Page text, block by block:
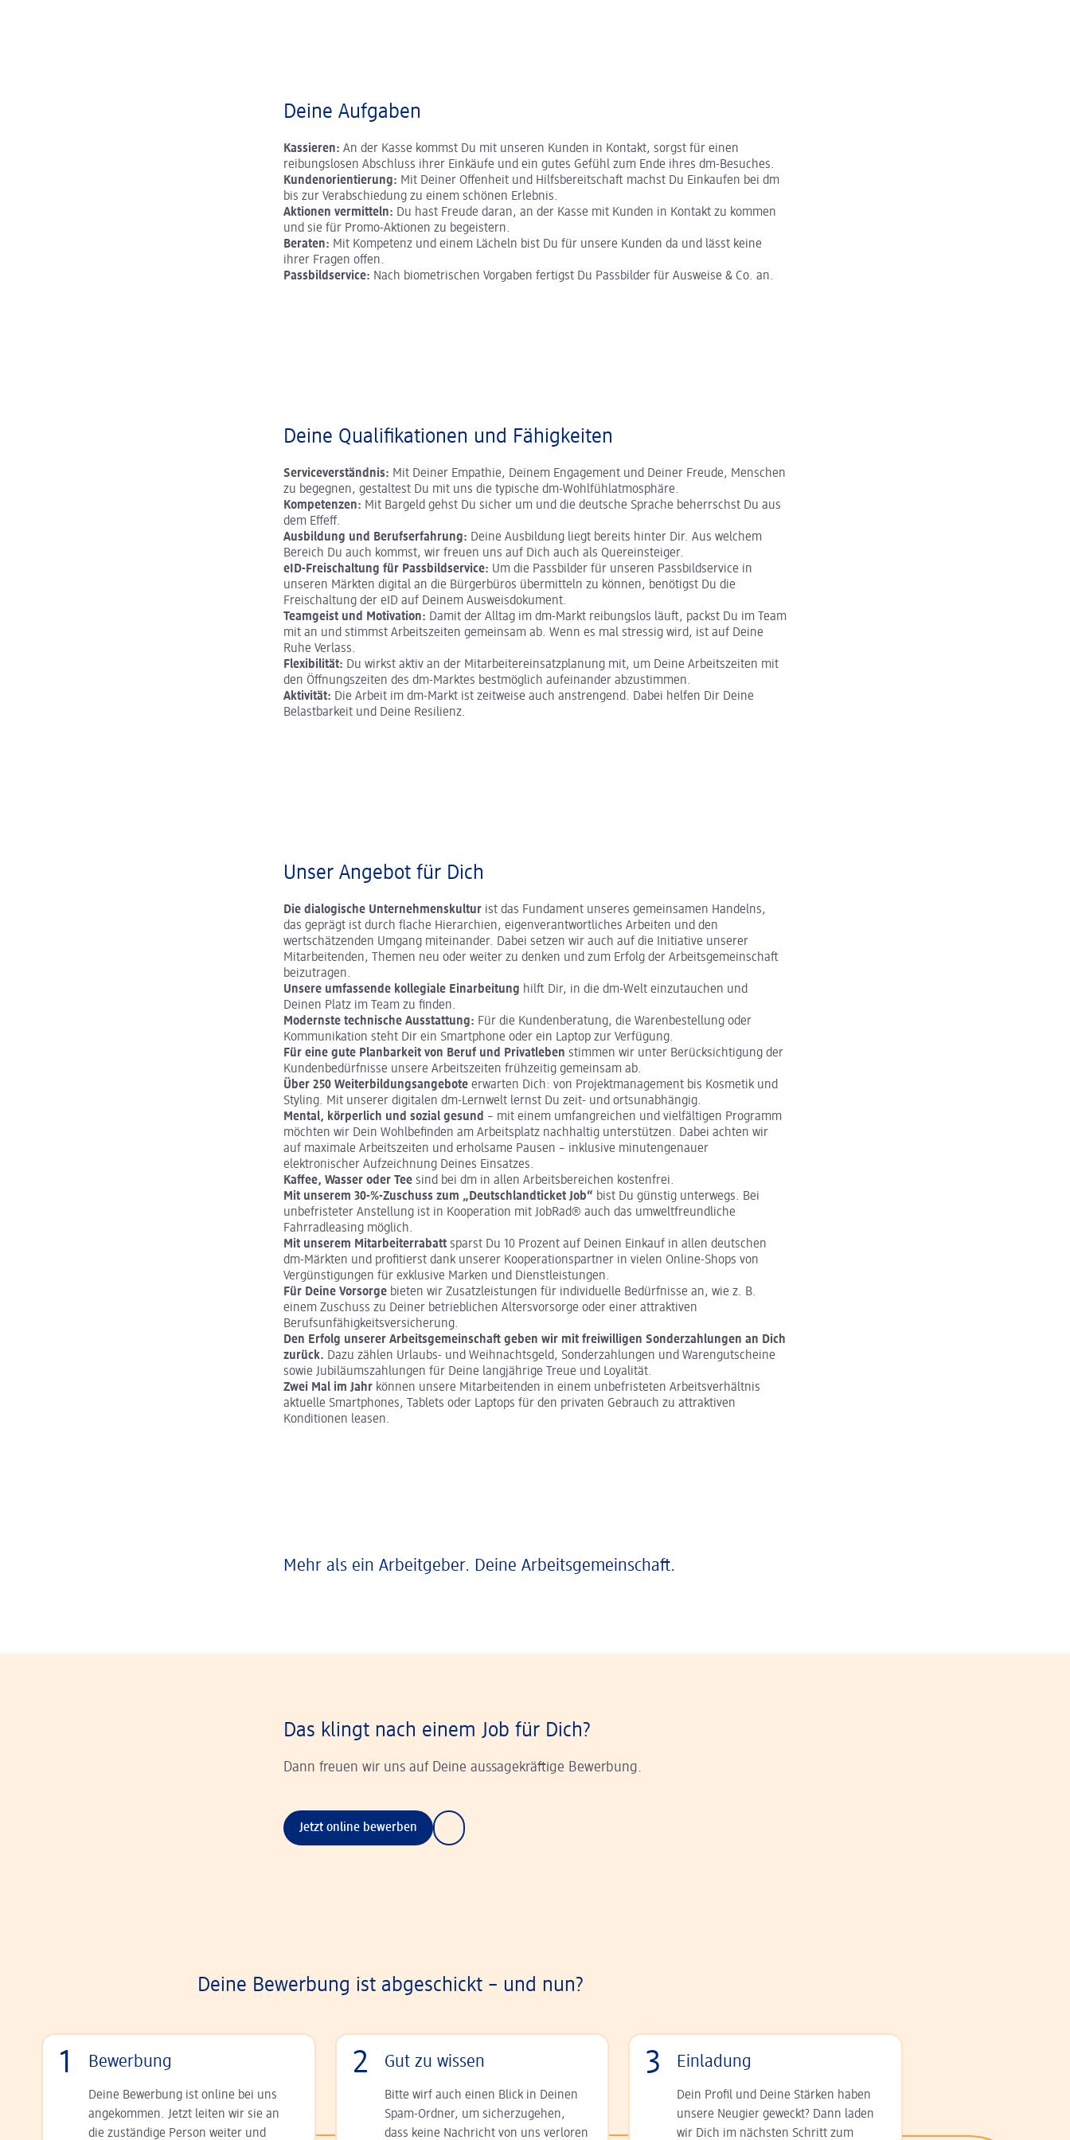
Deine Aufgaben
Kassieren: An der Kasse kommst Du mit unseren Kunden in Kontakt, sorgst für einen
reibungslosen Abschluss ihrer Einkäufe und ein gutes Gefühl zum Ende ihres dm-Besuches.
Kundenorientierung: Mit Deiner Offenheit und Hilfsbereitschaft machst Du Einkaufen bei dm
bis zur Verabschiedung zu einem schönen Erlebnis.
Aktionen vermitteln: Du hast Freude daran, an der Kasse mit Kunden in Kontakt zu kommen
und sie für Promo-Aktionen zu begeistern.
Beraten: Mit Kompetenz und einem Lächeln bist Du für unsere Kunden da und lässt keine
ihrer Fragen offen.
Passbildservice: Nach biometrischen Vorgaben fertigst Du Passbilder für Ausweise & Co. an.
Deine Qualifikationen und Fähigkeiten
Serviceverständnis: Mit Deiner Empathie, Deinem Engagement und Deiner Freude, Menschen
zu begegnen, gestaltest Du mit uns die typische dm-Wohlfühlatmosphäre.
Kompetenzen: Mit Bargeld gehst Du sicher um und die deutsche Sprache beherrschst Du aus
dem Effeff.
Ausbildung und Berufserfahrung: Deine Ausbildung liegt bereits hinter Dir. Aus welchem
Bereich Du auch kommst, wir freuen uns auf Dich auch als Quereinsteiger.
eID-Freischaltung für Passbildservice: Um die Passbilder für unseren Passbildservice in
unseren Märkten digital an die Bürgerbüros übermitteln zu können, benötigst Du die
Freischaltung der eID auf Deinem Ausweisdokument.
Teamgeist und Motivation: Damit der Alltag im dm-Markt reibungslos läuft, packst Du im Team
mit an und stimmst Arbeitszeiten gemeinsam ab. Wenn es mal stressig wird, ist auf Deine
Ruhe Verlass.
Flexibilität: Du wirkst aktiv an der Mitarbeitereinsatzplanung mit, um Deine Arbeitszeiten mit
den Öffnungszeiten des dm-Marktes bestmöglich aufeinander abzustimmen.
Aktivität: Die Arbeit im dm-Markt ist zeitweise auch anstrengend. Dabei helfen Dir Deine
Belastbarkeit und Deine Resilienz.
Unser Angebot für Dich
Die dialogische Unternehmenskultur ist das Fundament unseres gemeinsamen Handelns,
das geprägt ist durch flache Hierarchien, eigenverantwortliches Arbeiten und den
wertschätzenden Umgang miteinander. Dabei setzen wir auch auf die Initiative unserer
Mitarbeitenden, Themen neu oder weiter zu denken und zum Erfolg der Arbeitsgemeinschaft
beizutragen.
Unsere umfassende kollegiale Einarbeitung hilft Dir, in die dm-Welt einzutauchen und
Deinen Platz im Team zu finden.
Modernste technische Ausstattung: Für die Kundenberatung, die Warenbestellung oder
Kommunikation steht Dir ein Smartphone oder ein Laptop zur Verfügung.
Für eine gute Planbarkeit von Beruf und Privatleben stimmen wir unter Berücksichtigung der
Kundenbedürfnisse unsere Arbeitszeiten frühzeitig gemeinsam ab.
Über 250 Weiterbildungsangebote erwarten Dich: von Projektmanagement bis Kosmetik und
Styling. Mit unserer digitalen dm-Lernwelt lernst Du zeit- und ortsunabhängig.
Mental, körperlich und sozial gesund – mit einem umfangreichen und vielfältigen Programm
möchten wir Dein Wohlbefinden am Arbeitsplatz nachhaltig unterstützen. Dabei achten wir
auf maximale Arbeitszeiten und erholsame Pausen – inklusive minutengenauer
elektronischer Aufzeichnung Deines Einsatzes.
Kaffee, Wasser oder Tee sind bei dm in allen Arbeitsbereichen kostenfrei.
Mit unserem 30-%-Zuschuss zum „Deutschlandticket Job“ bist Du günstig unterwegs. Bei
unbefristeter Anstellung ist in Kooperation mit JobRad® auch das umweltfreundliche
Fahrradleasing möglich.
Mit unserem Mitarbeiterrabatt sparst Du 10 Prozent auf Deinen Einkauf in allen deutschen
dm-Märkten und profitierst dank unserer Kooperationspartner in vielen Online-Shops von
Vergünstigungen für exklusive Marken und Dienstleistungen.
Für Deine Vorsorge bieten wir Zusatzleistungen für individuelle Bedürfnisse an, wie z. B.
einem Zuschuss zu Deiner betrieblichen Altersvorsorge oder einer attraktiven
Berufsunfähigkeitsversicherung.
Den Erfolg unserer Arbeitsgemeinschaft geben wir mit freiwilligen Sonderzahlungen an Dich
zurück. Dazu zählen Urlaubs- und Weihnachtsgeld, Sonderzahlungen und Warengutscheine
sowie Jubiläumszahlungen für Deine langjährige Treue und Loyalität.
Zwei Mal im Jahr können unsere Mitarbeitenden in einem unbefristeten Arbeitsverhältnis
aktuelle Smartphones, Tablets oder Laptops für den privaten Gebrauch zu attraktiven
Konditionen leasen.
Mehr als ein Arbeitgeber. Deine Arbeitsgemeinschaft.
Das klingt nach einem Job für Dich?
Dann freuen wir uns auf Deine aussagekräftige Bewerbung.
Jetzt online bewerben
Deine Bewerbung ist abgeschickt – und nun?
1 Bewerbung
Deine Bewerbung ist online bei uns
angekommen. Jetzt leiten wir sie an
die zu­stän­dige Person weiter und
2 Gut zu wissen
Bitte wirf auch einen Blick in Deinen
Spam-Ordner, um sicherzugehen,
dass keine Nachricht von uns verloren
3 Einladung
Dein Profil und Deine Stär­ken haben
unsere Neugier geweckt? Dann laden
wir Dich im nächsten Schritt zum